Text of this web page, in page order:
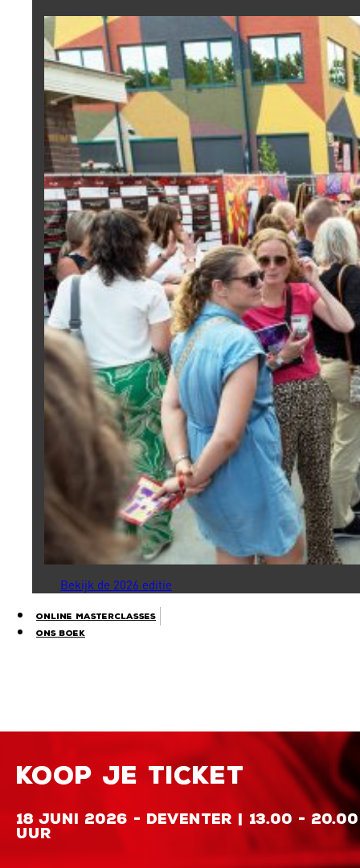
Bekijk de 2026 editie
Online Masterclasses
Ons Boek
KOOP JE TICKET
18 JUNI 2026 - DEVENTER | 13.00 - 20.00
UUR